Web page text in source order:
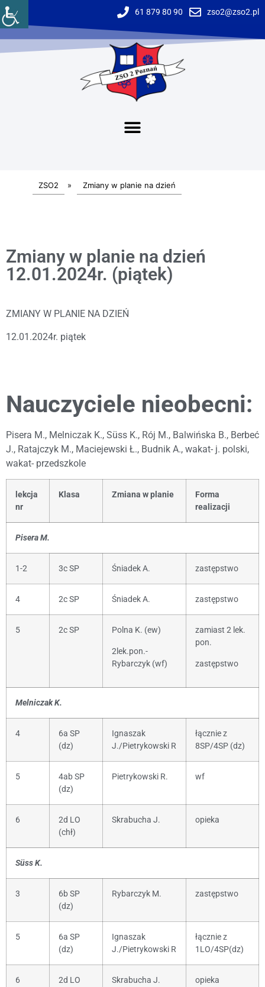
61 879 80 90 zso2@zso2.pl
ZSO2 » Zmiany w planie na dzień
Zmiany w planie na dzień
12.01.2024r. (piątek)
ZMIANY W PLANIE NA DZIEŃ
12.01.2024r. piątek
Nauczyciele nieobecni:
Pisera M., Melniczak K., Süss K., Rój M., Balwińska B., Berbeć
J., Ratajczyk M., Maciejewski Ł., Budnik A., wakat- j. polski,
wakat- przedszkole
lekcja
nr
Klasa Zmiana w planie
Forma
realizacji
Pisera M.
1-2 3c SP Śniadek A. zastępstwo
4 2c SP Śniadek A. zastępstwo
5 2c SP Polna K. (ew)
2lek.pon.-
Rybarczyk (wf)
zamiast 2 lek.
pon.
zastępstwo
Melniczak K.
4
6a SP
(dz)
Ignaszak
J./Pietrykowski R
łącznie z
8SP/4SP (dz)
5
4ab SP
(dz)
Pietrykowski R. wf
6
2d LO
(chł)
Skrabucha J. opieka
Süss K.
3
6b SP
(dz)
Rybarczyk M. zastępstwo
5
6a SP
(dz)
Ignaszak
J./Pietrykowski R
łącznie z
1LO/4SP(dz)
6
2d LO
Skrabucha J. opieka